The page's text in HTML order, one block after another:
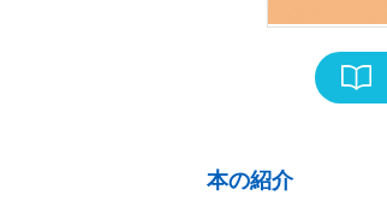
本の紹介